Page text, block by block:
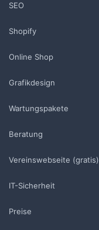
SEO
Shopify
Online Shop
Grafikdesign
Wartungspakete
Beratung
Vereinswebseite (gratis)
IT-Sicherheit
Preise